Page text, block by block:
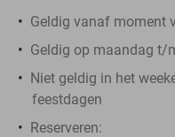
Geldig vanaf moment
Geldig op maandag t/
Niet geldig in het
feestdagen
Reserveren: